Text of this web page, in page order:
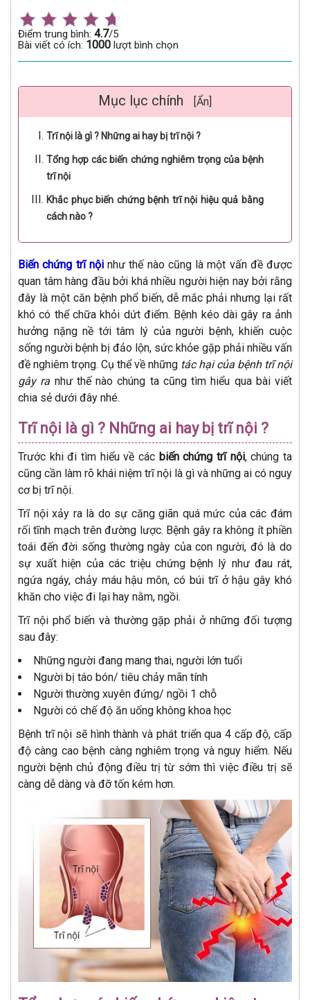
Điểm trung bình: 4.7/5
Bài viết có ích: 1000 lượt bình chọn
Mục lục chính [Ẩn]
Trĩ nội là gì ? Những ai hay bị trĩ nội ?
Tổng hợp các biến chứng nghiêm trọng của bệnh
trĩ nội
Khắc phục biến chứng bệnh trĩ nội hiệu quả bằng
cách nào ?
Biến chứng trĩ nội như thế nào cũng là một vấn đề được
quan tâm hàng đầu bởi khá nhiều người hiện nay bởi rằng
đây là một căn bệnh phổ biến, dễ mắc phải nhưng lại rất
khó có thể chữa khỏi dứt điểm. Bệnh kéo dài gây ra ảnh
hưởng nặng nề tới tâm lý của người bệnh, khiến cuộc
sống người bệnh bị đảo lộn, sức khỏe gặp phải nhiều vấn
đề nghiêm trọng. Cụ thể về những tác hại của bệnh trĩ nội
gây ra như thế nào chúng ta cũng tìm hiểu qua bài viết
chia sẻ dưới đây nhé.
Trĩ nội là gì ? Những ai hay bị trĩ nội ?
Trước khi đi tìm hiểu về các biến chứng trĩ nội, chúng ta
cũng cần làm rõ khái niệm trĩ nội là gì và những ai có nguy
cơ bị trĩ nội.
Trĩ nội xảy ra là do sự căng giãn quá mức của các đám
rối tĩnh mạch trên đường lược. Bệnh gây ra không ít phiền
toái đến đời sống thường ngày của con người, đó là do
sự xuất hiện của các triệu chứng bệnh lý như đau rát,
ngứa ngáy, chảy máu hậu môn, có búi trĩ ở hậu gây khó
khăn cho việc đi lại hay nằm, ngồi.
Trĩ nội phổ biến và thường gặp phải ở những đối tượng
sau đây:
Những người đang mang thai, người lớn tuổi
Người bị táo bón/ tiêu chảy mãn tính
Người thường xuyên đứng/ ngồi 1 chỗ
Người có chế độ ăn uống không khoa học
Bệnh trĩ nội sẽ hình thành và phát triển qua 4 cấp độ, cấp
độ càng cao bệnh càng nghiêm trọng và nguy hiểm. Nếu
người bệnh chủ động điều trị từ sớm thì việc điều trị sẽ
càng dễ dàng và đỡ tốn kém hơn.